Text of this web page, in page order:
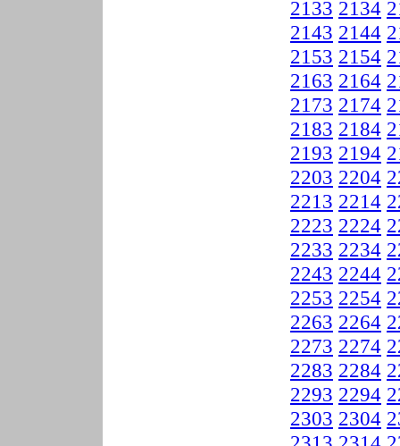
2133 2134
2143 2144
2153 2154
2163 2164
2173 2174
2183 2184
2193 2194
2203 2204
2213 2214
2223 2224
2233 2234
2243 2244
2253 2254
2263 2264
2273 2274
2283 2284
2293 2294
2303 2304